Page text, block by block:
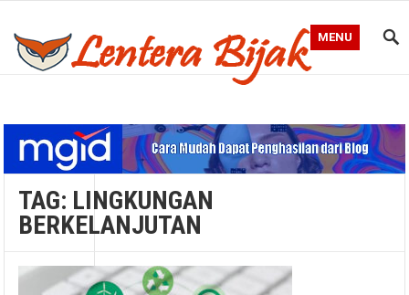
MENU
TAG: LINGKUNGAN
BERKELANJUTAN